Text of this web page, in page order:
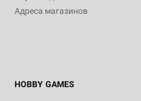
Адреса магазинов
HOBBY GAMES